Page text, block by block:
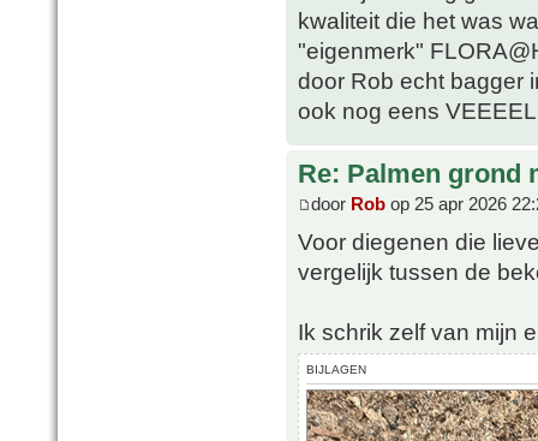
kwaliteit die het was
"eigenmerk"
door Rob echt bagger
ook nog eens
Re: Palmen grond
door Rob op 25 apr 2026
Voor diegenen die
vergelijk tussen de
Ik schrik zelf van mijn
BIJLAGEN